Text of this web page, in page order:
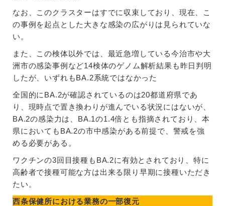
なお、このクラスターはすでに収束しており、現在、こ
の事例を起点とした大きな感染の広がりは見られていな
い。
また、この検体以外では、最近急増している今治市や大
洲市の感染事例など14検体のゲノム解析結果も昨日判明
したが、いずれもBA.2系統ではなかった
全国的にBA.2が確認されているのは20都道府県であ
り、現時点で置き換わりが進んでいる状況にはないが、
BA.2の感染力は、BA.1の1.4倍とも指摘されており、本
県においてもBA.2の市中感染がある前提で、警戒を強
める必要がある。
ワクチンの3回目接種もBA.2に有効とされており、特に
高齢者で接種可能な方は出来る限り早期に接種いただき
たい。
西条保健所における業務の一部復元